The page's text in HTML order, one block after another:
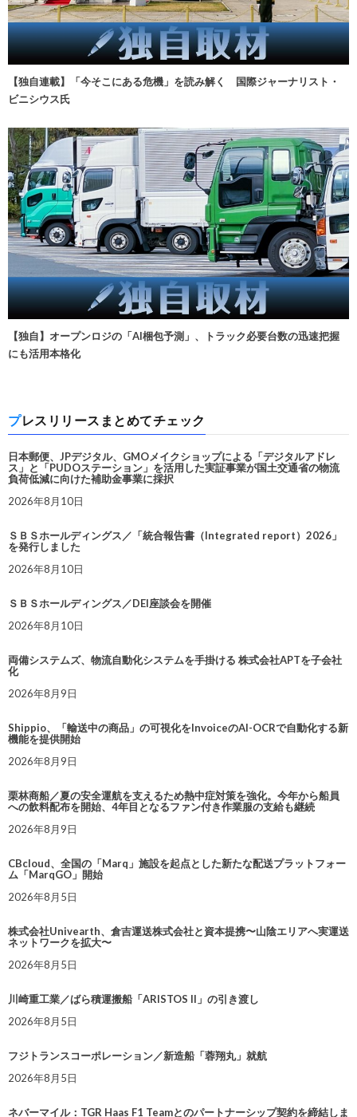
【独自連載】「今そこにある危機」を読み解く 国際ジャーナリスト・
ビニシウス氏
【独自】オープンロジの「AI梱包予測」、トラック必要台数の迅速把握
にも活用本格化
プレスリリースまとめてチェック
日本郵便、JPデジタル、GMOメイクショップによる「デジタルアドレ
ス」と「PUDOステーション」を活用した実証事業が国土交通省の物流
負荷低減に向けた補助金事業に採択
2026年8月10日
ＳＢＳホールディングス／「統合報告書（Integrated report）2026」
を発行しました
2026年8月10日
ＳＢＳホールディングス／DEI座談会を開催
2026年8月10日
両備システムズ、物流自動化システムを手掛ける 株式会社APTを子会社
化
2026年8月9日
Shippio、「輸送中の商品」の可視化をInvoiceのAI-OCRで自動化する新
機能を提供開始
2026年8月9日
栗林商船／夏の安全運航を支えるため熱中症対策を強化。今年から船員
への飲料配布を開始、4年目となるファン付き作業服の支給も継続
2026年8月9日
CBcloud、全国の「Marq」施設を起点とした新たな配送プラットフォー
ム「MarqGO」開始
2026年8月5日
株式会社Univearth、倉吉運送株式会社と資本提携〜山陰エリアへ実運送
ネットワークを拡大〜
2026年8月5日
川崎重工業／ばら積運搬船「ARISTOS II」の引き渡し
2026年8月5日
フジトランスコーポレーション／新造船「蓉翔丸」就航
2026年8月5日
ネバーマイル：TGR Haas F1 Teamとのパートナーシップ契約を締結しま